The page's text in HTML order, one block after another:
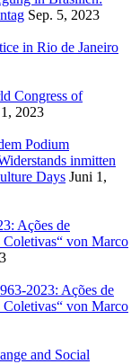
Sep. 5, 2023
in Rio de Janeiro
Congress of
2023
Podium
inmitten
Days Juni 1,
Ações de
Coletivas“ von Marco
2023: Ações de
Coletivas“ von Marco
and Social